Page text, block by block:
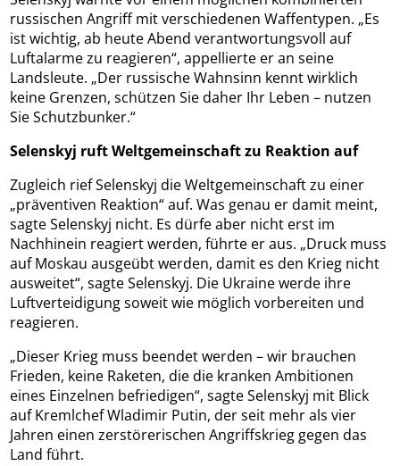
russischen Angriff mit verschiedenen Waffentypen. „Es
ist wichtig, ab heute Abend verantwortungsvoll auf
Luftalarme zu reagieren“, appellierte er an seine
Landsleute. „Der russische Wahnsinn kennt wirklich
keine Grenzen, schützen Sie daher Ihr Leben – nutzen
Sie Schutzbunker.“
Selenskyj ruft Weltgemeinschaft zu Reaktion auf
Zugleich rief Selenskyj die Weltgemeinschaft zu einer
„präventiven Reaktion“ auf. Was genau er damit meint,
sagte Selenskyj nicht. Es dürfe aber nicht erst im
Nachhinein reagiert werden, führte er aus. „Druck muss
auf Moskau ausgeübt werden, damit es den Krieg nicht
ausweitet“, sagte Selenskyj. Die Ukraine werde ihre
Luftverteidigung soweit wie möglich vorbereiten und
reagieren.
„Dieser Krieg muss beendet werden – wir brauchen
Frieden, keine Raketen, die die kranken Ambitionen
eines Einzelnen befriedigen“, sagte Selenskyj mit Blick
auf Kremlchef Wladimir Putin, der seit mehr als vier
Jahren einen zerstörerischen Angriffskrieg gegen das
Land führt.